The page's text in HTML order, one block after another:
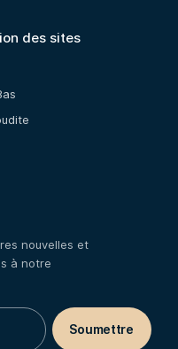
des sites
nouvelles et
à notre